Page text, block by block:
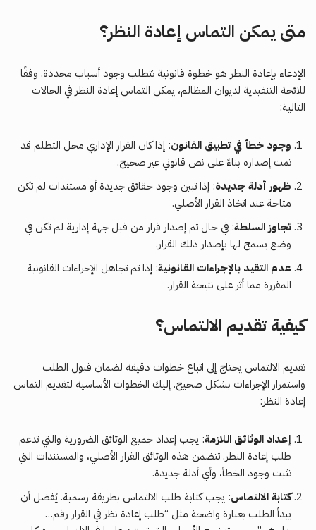
متى يمكن التماس إعادة النظر؟
الإدعاء بإعادة النظر هو خطوة قانونية تتطلب وجود أسباب محددة. وفقًا
للائحة التنفيذية لديوان المظالم، يمكن التماس إعادة النظر في الحالات
التالية:
وجود خطأ في تطبيق القانون: إذا كان القرار الإداري محل التظلم قد
تمت إصداره بناءً على نص قانوني غير صحيح.
ظهور أدلة جديدة: إذا تبين وجود حقائق جديدة أو مستندات لم تكن
متاحة عند اتخاذ القرار الأصلي.
تجاوز السلطة: في حال تم إصدار قرار من قبل جهة إدارية لم تكن في
وضع يسمح لها بإصدار ذلك القرار.
عدم التقيد بالإجراءات القانونية: إذا تم تجاهل الإجراءات القانونية
المقررة مما أثر على نتيجة القرار.
كيفية تقديم الالتماس؟
تقديم الالتماس يحتاج إلى اتباع خطوات دقيقة لضمان قبول الطلب
واستمرار الإجراءات بشكل صحيح. إليك الخطوات الأساسية لتقديم التماس
إعادة النظر:
إعداد الوثائق اللازمة: يجب إعداد جميع الوثائق الضرورية والتي تدعم
طلب إعادة النظر. تتضمن هذه الوثائق القرار الأصلي، والمستندات التي
تثبت وجود الخطأ، وأي أدلة جديدة.
كتابة الالتماس: يجب كتابة طلب الالتماس بطريقة رسمية. يُفضل أن
يبدأ الطلب بعبارة واضحة مثل “طلب إعادة نظر في القرار رقم…